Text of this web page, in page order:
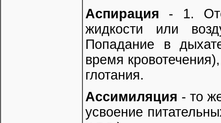
Аспирация - 1.
жидкости или
Попадание в
время
глотания.
Ассимиляция - то
усвоение